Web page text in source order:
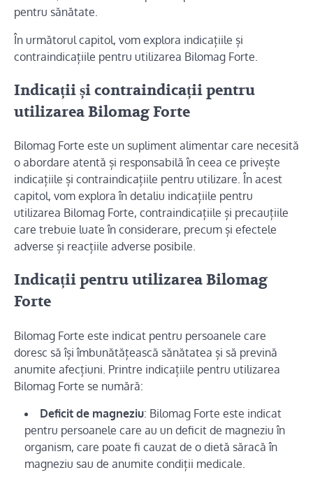
pentru sănătate.
În următorul capitol, vom explora indicațiile și
contraindicațiile pentru utilizarea Bilomag Forte.
Indicații și contraindicații pentru
utilizarea Bilomag Forte
Bilomag Forte este un supliment alimentar care necesită
o abordare atentă și responsabilă în ceea ce privește
indicațiile și contraindicațiile pentru utilizare. În acest
capitol, vom explora în detaliu indicațiile pentru
utilizarea Bilomag Forte, contraindicațiile și precauțiile
care trebuie luate în considerare, precum și efectele
adverse și reacțiile adverse posibile.
Indicații pentru utilizarea Bilomag
Forte
Bilomag Forte este indicat pentru persoanele care
doresc să își îmbunătățească sănătatea și să prevină
anumite afecțiuni. Printre indicațiile pentru utilizarea
Bilomag Forte se numără:
Deficit de magneziu: Bilomag Forte este indicat
pentru persoanele care au un deficit de magneziu în
organism, care poate fi cauzat de o dietă săracă în
magneziu sau de anumite condiții medicale.